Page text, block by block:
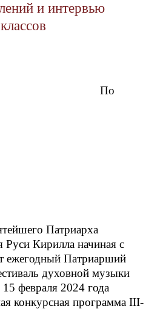
и интервью
По
Патриарха
Руси Кирилла начиная с
ежегодный Патриарший
духовной музыки
февраля 2024 года
конкурсная программа III-